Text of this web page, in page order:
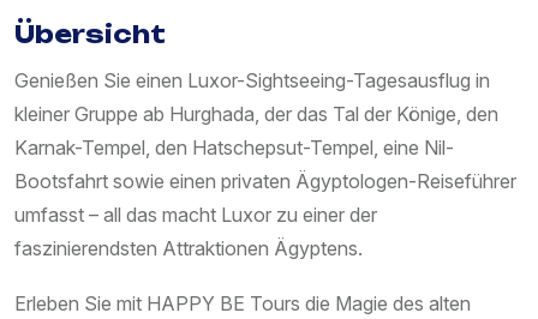
Übersicht
Genießen Sie einen Luxor-Sightseeing-Tagesausflug in
kleiner Gruppe ab Hurghada, der das Tal der Könige, den
Karnak-Tempel, den Hatschepsut-Tempel, eine Nil-
Bootsfahrt sowie einen privaten Ägyptologen-Reiseführer
umfasst – all das macht Luxor zu einer der
faszinierendsten Attraktionen Ägyptens.
Erleben Sie mit HAPPY BE Tours die Magie des alten